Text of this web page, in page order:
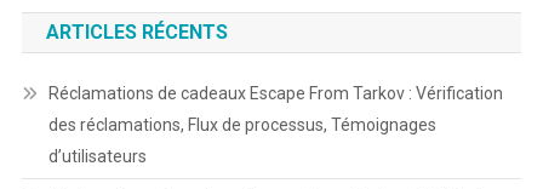
ARTICLES RÉCENTS
Réclamations de cadeaux Escape From Tarkov : Vérification
des réclamations, Flux de processus, Témoignages
d’utilisateurs